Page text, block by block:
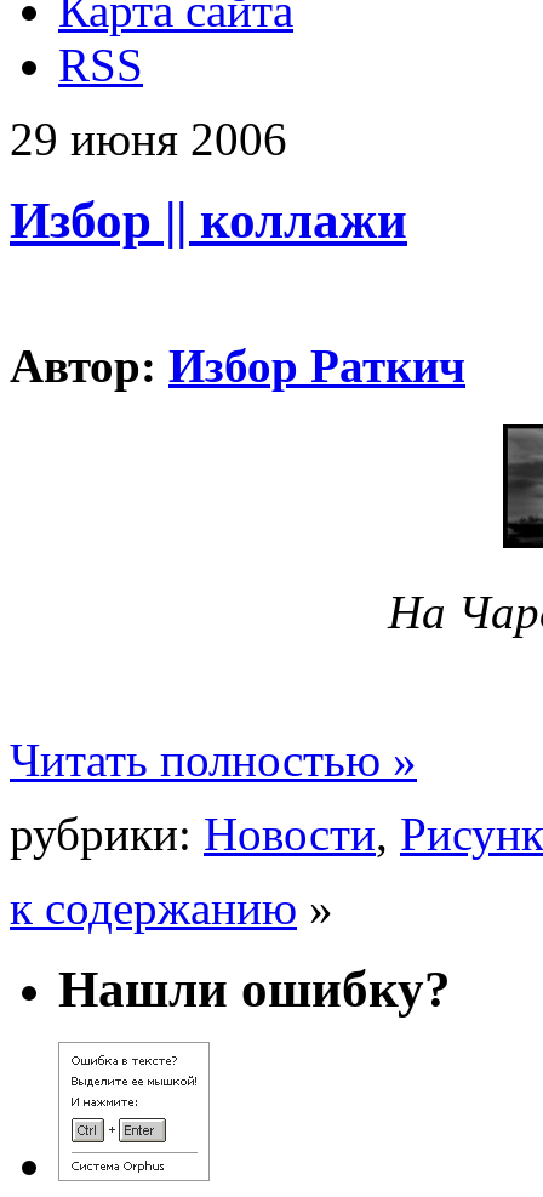
RSS
29 июня 2006
Избор || коллажи
Автор: Избор Раткич
На
Читать полностью »
рубрики: Новости,
к содержанию »
Нашли ошибку?